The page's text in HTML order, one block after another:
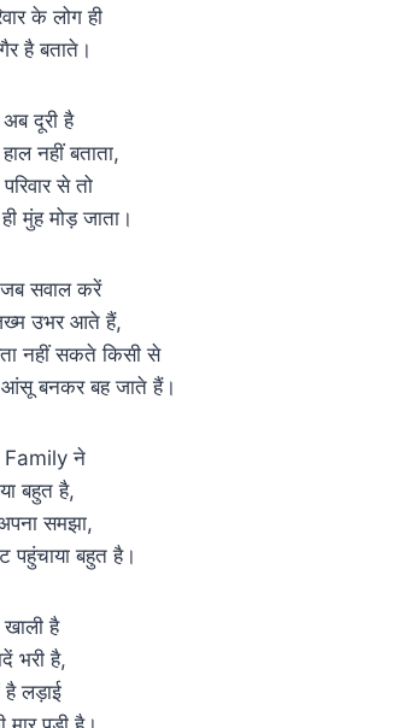
के लोग ही
है बताते।
दूरी है
नहीं बताता,
से तो
मुंह मोड़ जाता।
सवाल करें
उभर आते हैं,
नहीं सकते किसी से
बनकर बह जाते हैं।
Family ने
बहुत है,
समझा,
पहुंचाया बहुत है।
खाली है
भरी है,
है लड़ाई